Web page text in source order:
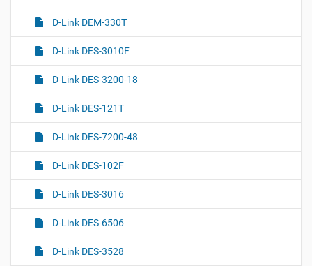
D-Link DEM-330T
D-Link DES-3010F
D-Link DES-3200-18
D-Link DES-121T
D-Link DES-7200-48
D-Link DES-102F
D-Link DES-3016
D-Link DES-6506
D-Link DES-3528